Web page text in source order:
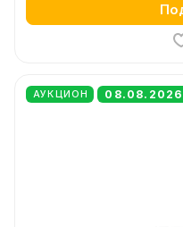
АУКЦИОН 08.08.2026